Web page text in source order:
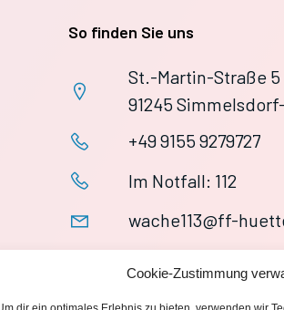
Cookie-Zustimmung
So finden Sie uns
St.-Martin-Straße 5
91245
+49 9155 9279727
Im Notfall: 112
wache113@ff-